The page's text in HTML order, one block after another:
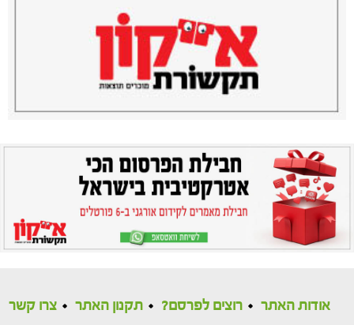
אודות האתר רוצים לפרסם? תקנון האתר צרו קשר